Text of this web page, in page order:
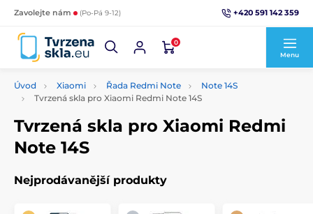
Zavolejte nám (Po-Pá 9-12) +420 591 142 359
0
Menu
Úvod Xiaomi Řada Redmi Note
Note 14S
Tvrzená skla pro Xiaomi Redmi Note 14S
Tvrzená skla pro Xiaomi Redmi
Note 14S
Nejprodávanější produkty